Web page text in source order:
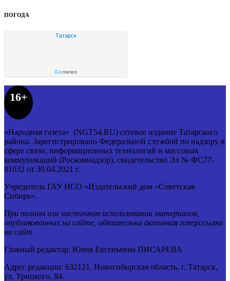
ПОГОДА
Татарск
Gismeteo
16+
«Народная газета» (NGT54.RU) сетевое издание Татарского
района. Зарегистрировано Федеральной службой по надзору в
сфере связи, информационных технологий и массовых
коммуникаций (Роскомнадзор), свидетельство Эл № ФС77-
81032 от 30.04.2021 г.
Учредитель ГАУ НСО «Издательский дом «Советская
Сибирь».
При полном или частичном использовании материалов,
опубликованных на сайте, обязательна активная гиперссылка
на сайт
Главный редактор: Юлия Евгеньевна ПИСАРЕВА
Адрес редакции: 632121, Новосибирская область, г. Татарск,
ул. Урицкого, 84.